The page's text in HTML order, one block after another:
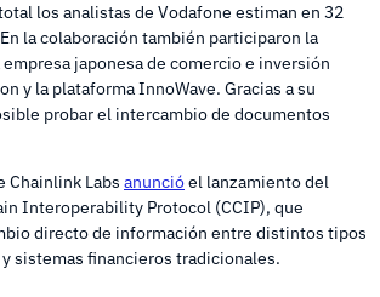
los analistas de Vodafone estiman en 32
la colaboración también participaron la
empresa japonesa de comercio e inversión
y la plataforma InnoWave. Gracias a su
probar el intercambio de documentos
Chainlink Labs anuncióel lanzamiento del
Interoperability Protocol (CCIP), que
directo de información entre distintos tipos
sistemas financieros tradicionales.